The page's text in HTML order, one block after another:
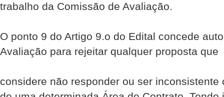
trabalho da Comissão de Avaliação.
O ponto 9 do Artigo 9.o do Edital concede
Avaliação para rejeitar qualquer proposta que
considere não responder ou ser